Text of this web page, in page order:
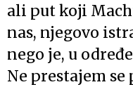
ali put koji
nas, njegovo
nego je, u
Ne prestajem